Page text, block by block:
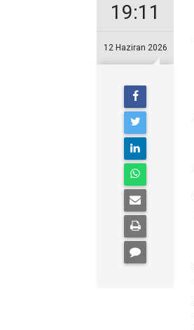
19:11
12 Haziran 2026